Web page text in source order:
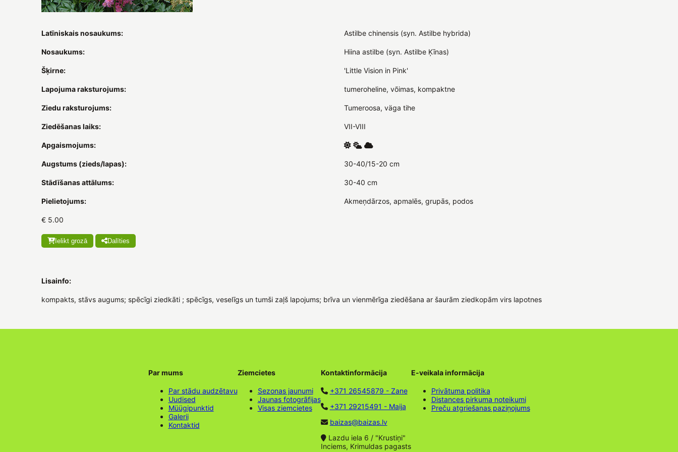
Latīniskais nosaukums: Astilbe chinensis (syn. Astilbe hybrida)
Nosaukums: Hiina astilbe (syn. Astilbe Ķīnas)
Šķirne: 'Little Vision in Pink'
Lapojuma raksturojums: tumeroheline, võimas, kompaktne
Ziedu raksturojums: Tumeroosa, väga tihe
Ziedēšanas laiks: VII-VIII
Apgaismojums:
Augstums (zieds/lapas): 30-40/15-20 cm
Stādīšanas attālums: 30-40 cm
Pielietojums: Akmeņdārzos, apmalēs, grupās, podos
€ 5.00
Ielikt grozā Dalīties
Lisainfo:
kompakts, stāvs augums; spēcīgi ziedkāti ; spēcīgs, veselīgs un tumši zaļš lapojums; brīva un vienmērīga ziedēšana ar šaurām ziedkopām virs lapotnes
Par mums
Par stādu audzētavu
Uudised
Müügipunktid
Galerii
Kontaktid
Ziemcietes
Sezonas jaunumi
Jaunas fotogrāfijas
Visas ziemcietes
Kontaktinformācija
+371 26545879 - Zane
+371 29215491 - Maija
baizas@baizas.lv
Lazdu iela 6 / "Krustiņi"
Inciems, Krimuldas pagasts
E-veikala informācija
Privātuma politika
Distances pirkuma noteikumi
Preču atgriešanas paziņojums